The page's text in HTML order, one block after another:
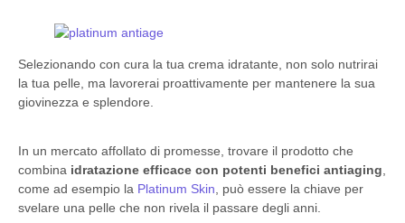
Selezionando con cura la tua crema idratante, non solo nutrirai
la tua pelle, ma lavorerai proattivamente per mantenere la sua
giovinezza e splendore.
In un mercato affollato di promesse, trovare il prodotto che
combina idratazione efficace con potenti benefici antiaging
come ad esempio la Platinum Skin , può essere la chiave per
svelare una pelle che non rivela il passare degli anni.